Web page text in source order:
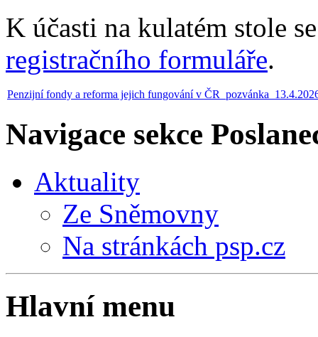
K účasti na kulatém stole
registračního formuláře.
Penzijní fondy a reforma jejich fungování v
Navigace sekce
Aktuality
Ze Sněmovny
Na stránkách psp.cz
Hlavní menu